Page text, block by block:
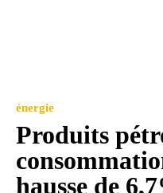
énergie
Produits
hausse de